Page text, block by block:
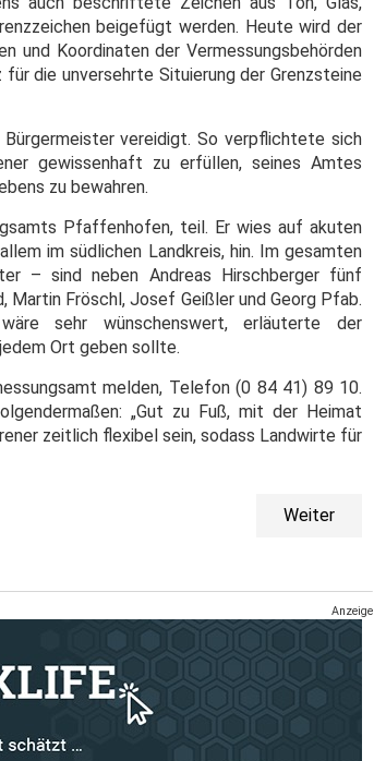
beigefügt werden. Heute wird der
und Koordinaten der Vermessungsbehörden
die unversehrte Situierung der Grenzsteine
vereidigt. So verpflichtete sich
gewissenhaft zu erfüllen, seines Amtes
zu bewahren.
Pfaffenhofen, teil. Er wies auf akuten
im südlichen Landkreis, hin. Im gesamten
– sind neben Andreas Hirschberger fünf
Martin Fröschl, Josef Geißler und Georg Pfab.
sehr wünschenswert, erläuterte der
Ort geben sollte.
melden, Telefon (0 84 41) 89 10.
„Gut zu Fuß, mit der Heimat
zeitlich flexibel sein, sodass Landwirte für
Weiter
Anzeige